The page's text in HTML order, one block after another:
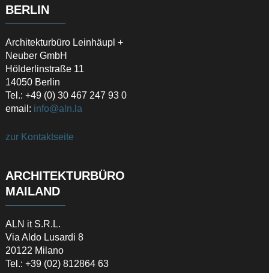
BERLIN
Architekturbüro Leinhäupl +
Neuber GmbH
Hölderlinstraße 11
14050 Berlin
Tel.: +49 (0) 30 467 247 93 0
email: info@aln.la
zur Kontaktseite
ARCHITEKTURBÜRO
MAILAND
ALN it S.R.L.
Via Aldo Lusardi 8
20122 Milano
Tel.: +39 (02) 812864 63